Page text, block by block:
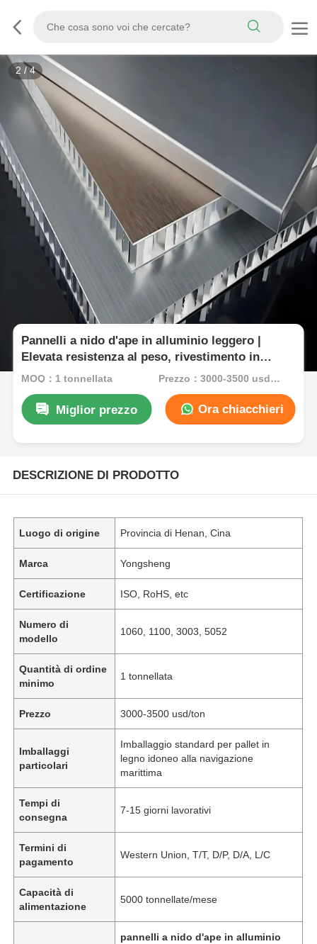
2 /4
Pannelli a nido d'ape in alluminio leggero |
Elevata resistenza al peso, rivestimento in
PVDF, resistente al fuoco
MOQ：1 tonnellata Prezzo：3000-3500 usd/ton
Miglior prezzo Ora chiacchieri
DESCRIZIONE DI PRODOTTO
Luogo di origine Provincia di Henan, Cina
Marca Yongsheng
Certificazione ISO, RoHS, etc
Numero di
modello
1060, 1100, 3003, 5052
Quantità di ordine
minimo
1 tonnellata
Prezzo 3000-3500 usd/ton
Imballaggi
particolari
Imballaggio standard per pallet in
legno idoneo alla navigazione
marittima
Tempi di
consegna
7-15 giorni lavorativi
Termini di
pagamento
Western Union, T/T, D/P, D/A, L/C
Capacità di
alimentazione
5000 tonnellate/mese
pannelli a nido d'ape in alluminio